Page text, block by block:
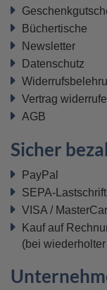
Büchertische
Newsletter
Datenschutz
Vertrag
AGB
Sicher
PayPal
SEPA-Lastschrift
VISA /
Kauf auf
(bei